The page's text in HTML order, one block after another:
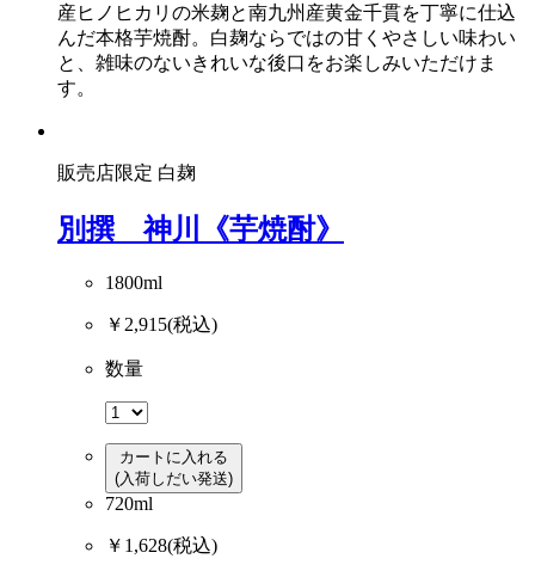
産ヒノヒカリの米麹と南九州産黄金千貫を丁寧に仕込
んだ本格芋焼酎。白麹ならではの甘くやさしい味わい
と、雑味のないきれいな後口をお楽しみいただけま
す。
販売店限定 白麹
別撰 神川《芋焼酎》
1800ml
￥2,915(税込)
数量
カートに入れる
(入荷しだい発送)
720ml
￥1,628(税込)